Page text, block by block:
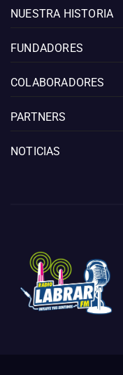
NUESTRA HISTORIA
FUNDADORES
COLABORADORES
PARTNERS
NOTICIAS